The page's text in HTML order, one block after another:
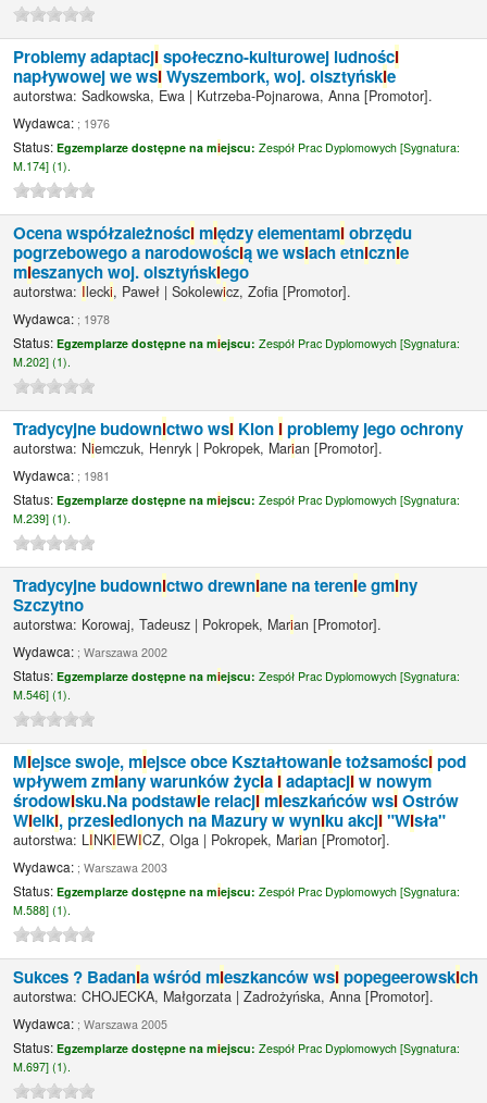
Problemy adaptacjispołeczno-kulturowej ludności
napływowej we wsiWyszembork, woj. olsztyńskie
autorstwa:Sadkowska, Ewa | Kutrzeba-Pojnarowa, Anna [Promotor].
Wydawca: ; 1976
Status:Egzemplarze dostępne na miejscu:Zespół Prac Dyplomowych [Sygnatura:
M.174] (1).
Ocena współzależności między elementamiobrzędu
pogrzebowego a narodowością we wsiach etnicznie
mieszanych woj. olsztyńskiego
autorstwa: Ilecki, Paweł |Sokolewicz, Zofa [Promotor].
Wydawca: ; 1978
Status:Egzemplarze dostępne na miejscu:Zespół Prac Dyplomowych [Sygnatura:
M.202] (1).
Tradycyjne budownictwo wsi Klon iproblemy jego ochrony
autorstwa: Niemczuk, Henryk | Pokropek, Marian [Promotor].
Wydawca: ; 1981
Status:Egzemplarze dostępne na miejscu:Zespół Prac Dyplomowych [Sygnatura:
M.239] (1).
Tradycyjne budownictwo drewniane na terenie gminy
Szczytno
autorstwa: Korowaj, Tadeusz | Pokropek, Marian [Promotor].
Wydawca: ; Warszawa 2002
Status:Egzemplarze dostępne na miejscu:Zespół Prac Dyplomowych [Sygnatura:
M.546] (1).
Miejsce swoje, miejsce obce Kształtowanie tożsamościpod
wpływem zmiany warunków życia iadaptacjiw nowym
środowisku.Na podstawie relacjimieszkańców wsiOstrów
Wielki, przesiedlonych na Mazury w wyniku akcji"Wisła"
autorstwa: LINKIEWICZ, Olga | Pokropek, Marian [Promotor].
Wydawca: ; Warszawa 2003
Status:Egzemplarze dostępne na miejscu:Zespół Prac Dyplomowych [Sygnatura:
M.588] (1).
Sukces ? Badania wśród mieszkanców wsipopegeerowskich
autorstwa:CHOJECKA, Małgorzata |Zadrożyńska, Anna [Promotor].
Wydawca: ; Warszawa 2005
Status:Egzemplarze dostępne na miejscu:Zespół Prac Dyplomowych [Sygnatura:
M.697] (1).